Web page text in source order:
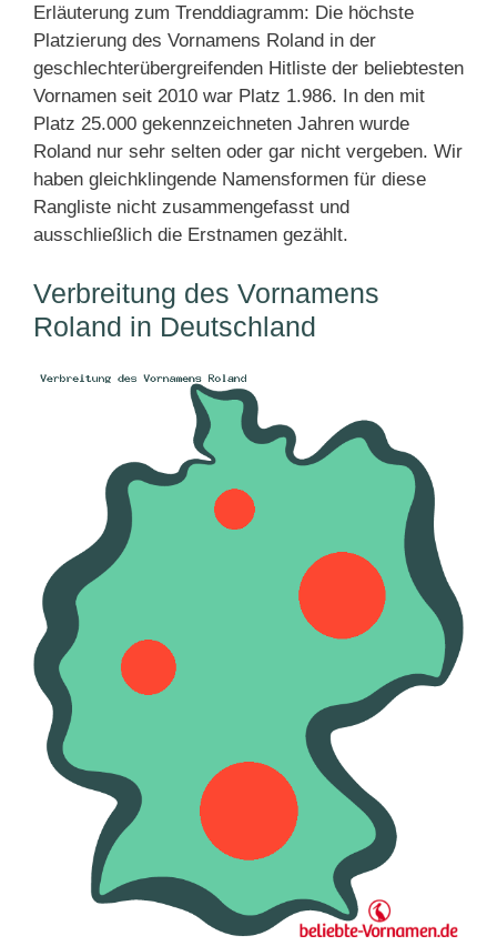
Erläuterung zum Trenddiagramm: Die höchste
Platzierung des Vornamens Roland in der
geschlechterübergreifenden Hitliste der beliebtesten
Vornamen seit 2010 war Platz 1.986. In den mit
Platz 25.000 gekennzeichneten Jahren wurde
Roland nur sehr selten oder gar nicht vergeben. Wir
haben gleichklingende Namensformen für diese
Rangliste nicht zusammengefasst und
ausschließlich die Erstnamen gezählt.
Verbreitung des Vornamens
Roland in Deutschland